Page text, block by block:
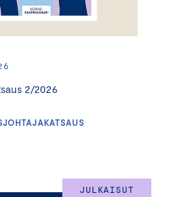
2/2026
JULKAISUT